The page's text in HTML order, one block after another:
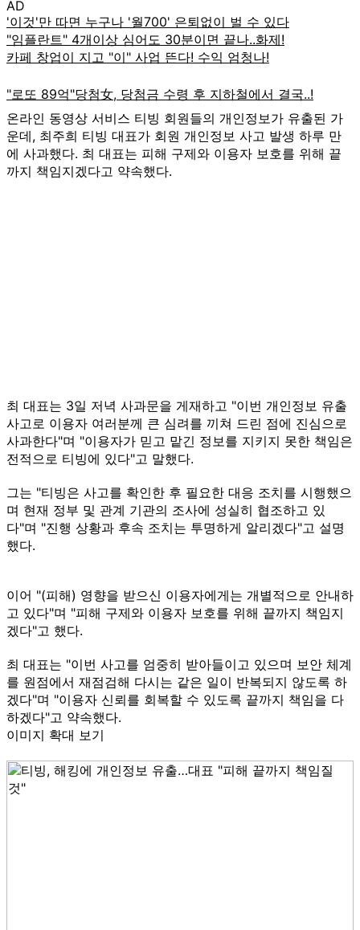
AD
온라인 동영상 서비스 티빙 회원들의 개인정보가 유출된 가
운데, 최주희 티빙 대표가 회원 개인정보 사고 발생 하루 만
에 사과했다. 최 대표는 피해 구제와 이용자 보호를 위해 끝
까지 책임지겠다고 약속했다.
최 대표는 3일 저녁 사과문을 게재하고 "이번 개인정보 유출
사고로 이용자 여러분께 큰 심려를 끼쳐 드린 점에 진심으로
사과한다"며 "이용자가 믿고 맡긴 정보를 지키지 못한 책임은
전적으로 티빙에 있다"고 말했다.
그는 "티빙은 사고를 확인한 후 필요한 대응 조치를 시행했으
며 현재 정부 및 관계 기관의 조사에 성실히 협조하고 있
다"며 "진행 상황과 후속 조치는 투명하게 알리겠다"고 설명
했다.
이어 "(피해) 영향을 받으신 이용자에게는 개별적으로 안내하
고 있다"며 "피해 구제와 이용자 보호를 위해 끝까지 책임지
겠다"고 했다.
최 대표는 "이번 사고를 엄중히 받아들이고 있으며 보안 체계
를 원점에서 재점검해 다시는 같은 일이 반복되지 않도록 하
겠다"며 "이용자 신뢰를 회복할 수 있도록 끝까지 책임을 다
하겠다"고 약속했다.
이미지 확대 보기